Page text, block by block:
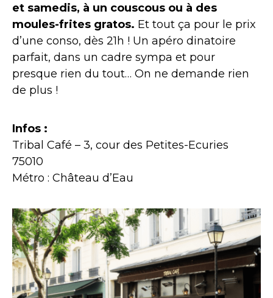
et samedis, à un couscous ou à des
moules-frites gratos. Et tout ça pour le prix
d’une conso, dès 21h ! Un apéro dinatoire
parfait, dans un cadre sympa et pour
presque rien du tout… On ne demande rien
de plus !
Infos :
Tribal Café – 3, cour des Petites-Ecuries
75010
Métro : Château d’Eau